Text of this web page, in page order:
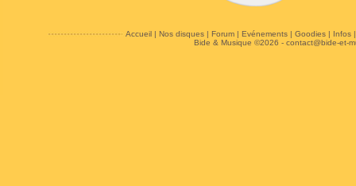
Accueil| Nos disques| Forum| Evénements| Goodies| Infos
Bide & Musique ©2026 - contact@bide-et-